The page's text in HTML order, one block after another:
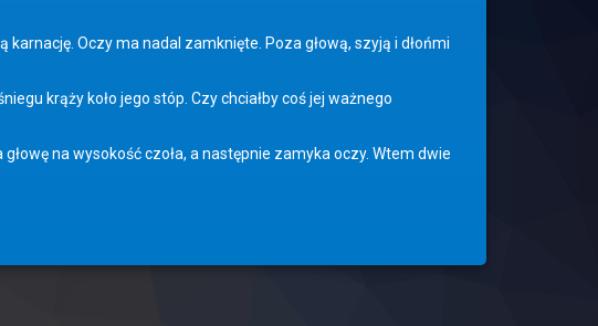
Oczy ma nadal zamknięte. Poza głową, szyją i dłońmi
krąży koło jego stóp. Czy chciałby coś jej ważnego
na wysokość czoła, a następnie zamyka oczy. Wtem dwie